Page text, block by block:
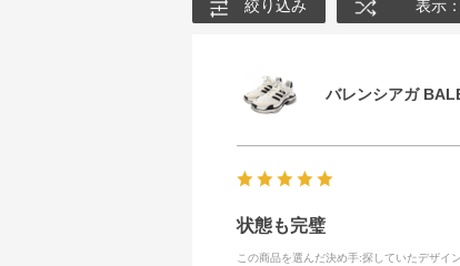
絞り込み 表示
バレンシアガ
状態も完璧
この商品を選んだ決め手:探していたデザイ